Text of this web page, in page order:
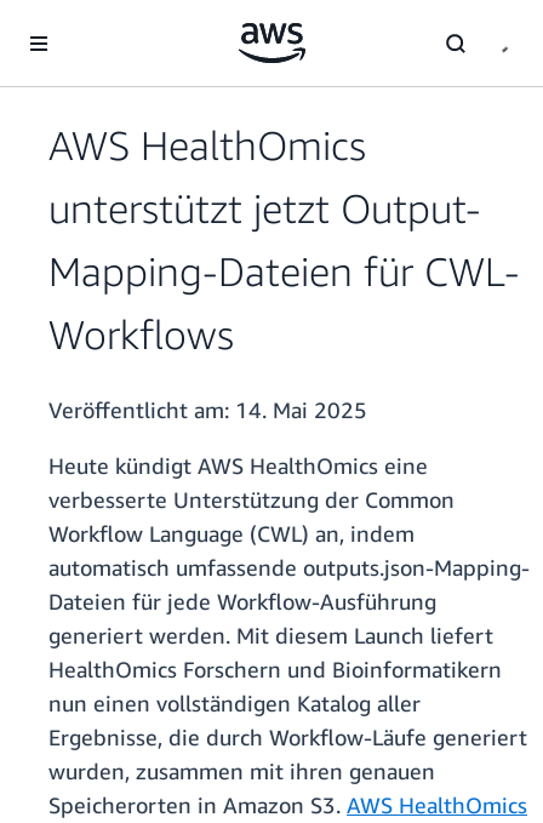
Überspringen zum Hauptinhalt
AWS HealthOmics
unterstützt jetzt Output-
Mapping-Dateien für CWL-
Workflows
Veröffentlicht am: 14. Mai 2025
Heute kündigt AWS HealthOmics eine
verbesserte Unterstützung der Common
Workflow Language (CWL) an, indem
automatisch umfassende outputs.json-Mapping-
Dateien für jede Workflow-Ausführung
generiert werden. Mit diesem Launch liefert
HealthOmics Forschern und Bioinformatikern
nun einen vollständigen Katalog aller
Ergebnisse, die durch Workflow-Läufe generiert
wurden, zusammen mit ihren genauen
Speicherorten in Amazon S3. AWS HealthOmics